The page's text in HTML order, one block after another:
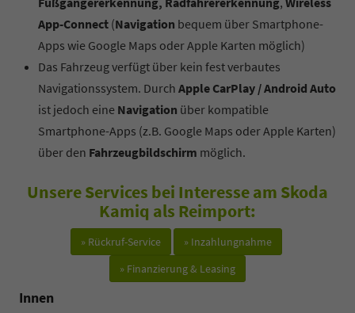
App-Connect (Navigation bequem über Smartphone-
Apps wie Google Maps oder Apple Karten möglich)
Das Fahrzeug verfügt über kein fest verbautes
Navigationssystem. Durch Apple CarPlay / Android Auto
ist jedoch eine Navigation über kompatible
Smartphone-Apps (z.B. Google Maps oder Apple Karten)
über den Fahrzeugbildschirm möglich.
Unsere Services bei Interesse am Skoda
Kamiq als Reimport:
» Rückruf-Service
» Inzahlungnahme
» Finanzierung & Leasing
Innen